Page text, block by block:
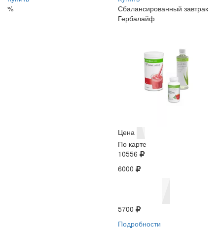
%
Сбалансированный завтрак
Гербалайф
Цена
По карте
10556
6000
5700
Подробности